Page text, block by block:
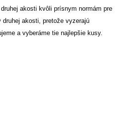
akosti kvôli prísnym normám pre
akosti, pretože vyzerajú
a vyberáme tie najlepšie kusy.